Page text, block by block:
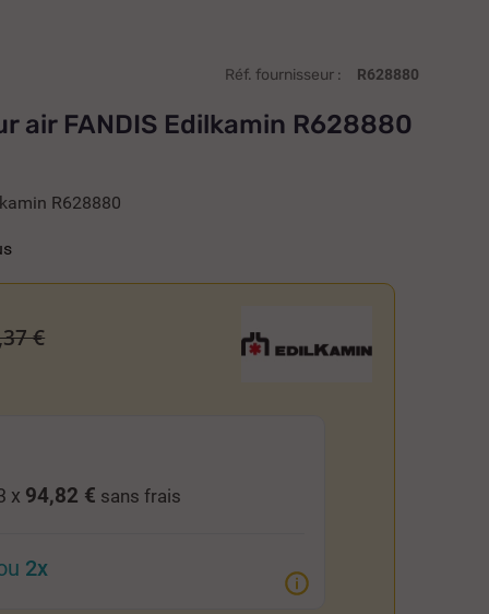
Réf. fournisseur : R628880
air FANDIS Edilkamin R628880
R628880
€
x 94,82 € sans frais
2x